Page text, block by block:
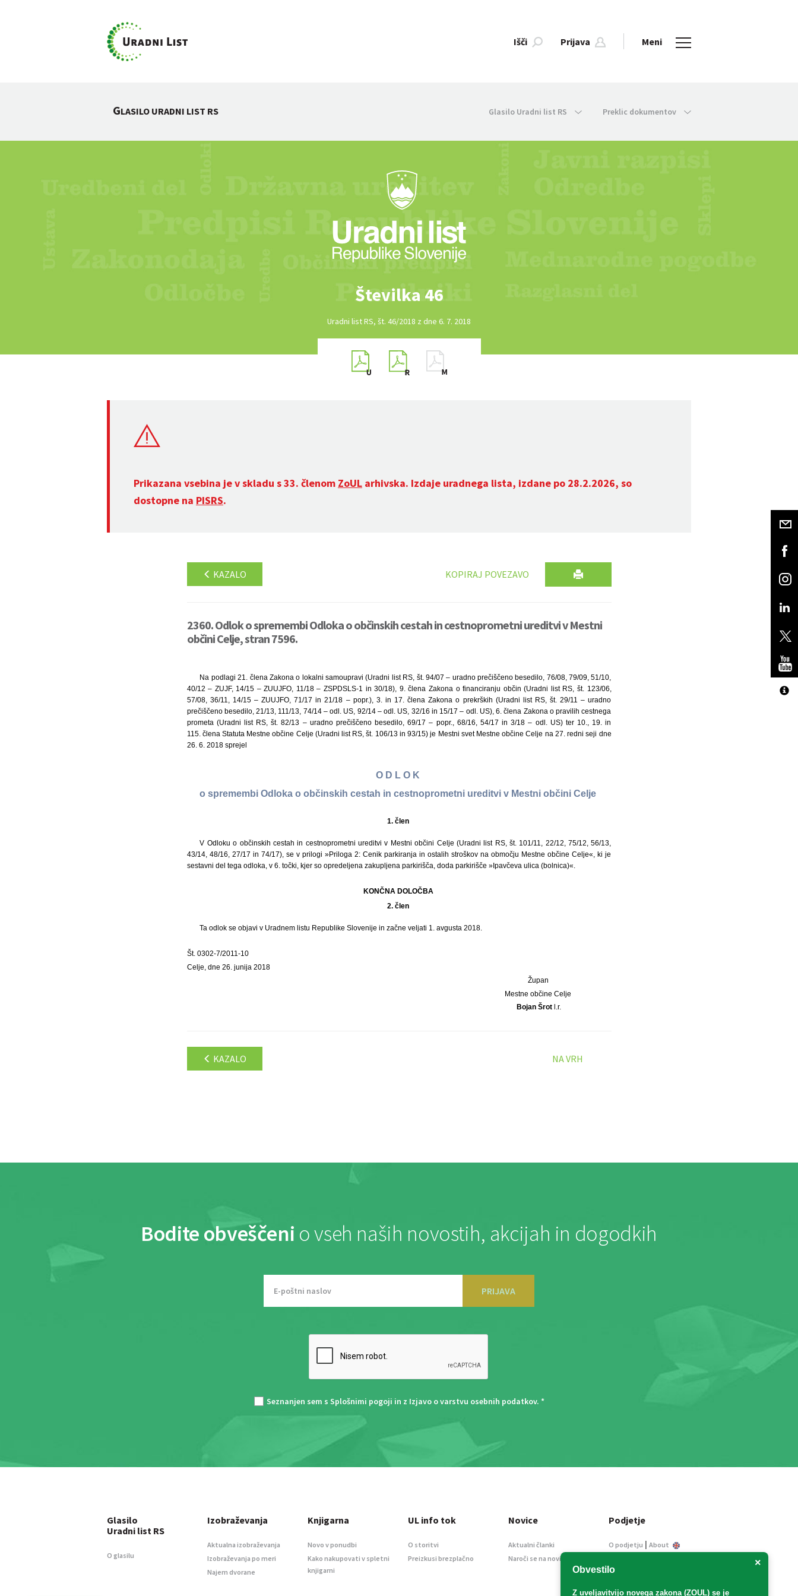
Išči Prijava Meni
GLASILO URADNI LIST RS Glasilo Uradni list RS Preklic dokumentov
Številka 46
Uradni list RS, št. 46/2018 z dne 6. 7. 2018
Prikazana vsebina je v skladu s 33. členom ZoUL arhivska. Izdaje uradnega lista, izdane po 28.2.2026, so
dostopne na PISRS.
KAZALO KOPIRAJ POVEZAVO
2360. Odlok o spremembi Odloka o občinskih cestah in cestnoprometni ureditvi v Mestni
občini Celje, stran 7596.
Na podlagi 21. člena Zakona o lokalni samoupravi (Uradni list RS, št. 94/07 – uradno prečiščeno besedilo, 76/08, 79/09, 51/10,
40/12 – ZUJF, 14/15 – ZUUJFO, 11/18 – ZSPDSLS-1 in 30/18), 9. člena Zakona o financiranju občin (Uradni list RS, št. 123/06,
57/08, 36/11, 14/15 – ZUUJFO, 71/17 in 21/18 – popr.), 3. in 17. člena Zakona o prekrških (Uradni list RS, št. 29/11 – uradno
prečiščeno besedilo, 21/13, 111/13, 74/14 – odl. US, 92/14 – odl. US, 32/16 in 15/17 – odl. US), 6. člena Zakona o pravilih cestnega
prometa (Uradni list RS, št. 82/13 – uradno prečiščeno besedilo, 69/17 – popr., 68/16, 54/17 in 3/18 – odl. US) ter 10., 19. in
115. člena Statuta Mestne občine Celje (Uradni list RS, št. 106/13 in 93/15) je Mestni svet Mestne občine Celje na 27. redni seji dne
26. 6. 2018 sprejel
O D L O K
o spremembi Odloka o občinskih cestah in cestnoprometni ureditvi v Mestni občini Celje
1. člen
V Odloku o občinskih cestah in cestnoprometni ureditvi v Mestni občini Celje (Uradni list RS, št. 101/11, 22/12, 75/12, 56/13,
43/14, 48/16, 27/17 in 74/17), se v prilogi »Priloga 2: Cenik parkiranja in ostalih stroškov na območju Mestne občine Celje«, ki je
sestavni del tega odloka, v 6. točki, kjer so opredeljena zakupljena parkirišča, doda parkirišče »Ipavčeva ulica (bolnica)«.
KONČNA DOLOČBA
2. člen
Ta odlok se objavi v Uradnem listu Republike Slovenije in začne veljati 1. avgusta 2018.
Št. 0302-7/2011-10
Celje, dne 26. junija 2018
Župan
Mestne občine Celje
Bojan Šrot l.r.
KAZALO NA VRH
Bodite obveščeni o vseh naših novostih, akcijah in dogodkih
PRIJAVA
Seznanjen sem s Splošnimi pogoji in z Izjavo o varstvu osebnih podatkov. *
×
Obvestilo
Z uveljavitvijo novega zakona (ZOUL) se je
Glasilo
Uradni list RS
O glasilu
Izobraževanja
Aktualna izobraževanja
Izobraževanja po meri
Najem dvorane
Knjigarna
Novo v ponudbi
Kako nakupovati v spletni
knjigarni
UL info tok
O storitvi
Preizkusi brezplačno
Novice
Aktualni članki
Naroči se na novice
Podjetje
O podjetju | About
Informacije javnega